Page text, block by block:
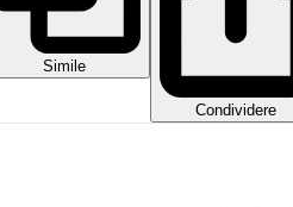
Simile
Condividere